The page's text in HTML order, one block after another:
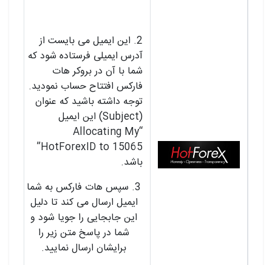
2. این ایمیل می بایست از
آدرس ایمیلی فرستاده شود که
شما با آن در بروکر هات
فارکس افتتاح حساب نمودید.
توجه داشته باشید که عنوان
(Subject) این ایمیل
“Allocating My
HotForexID to 15065”
باشد.
3. سپس هات فارکس به شما
ایمیل ارسال می کند تا دلیل
این جابجایی را جویا شود و
شما در پاسخ متن زیر را
برایشان ارسال نمایید.